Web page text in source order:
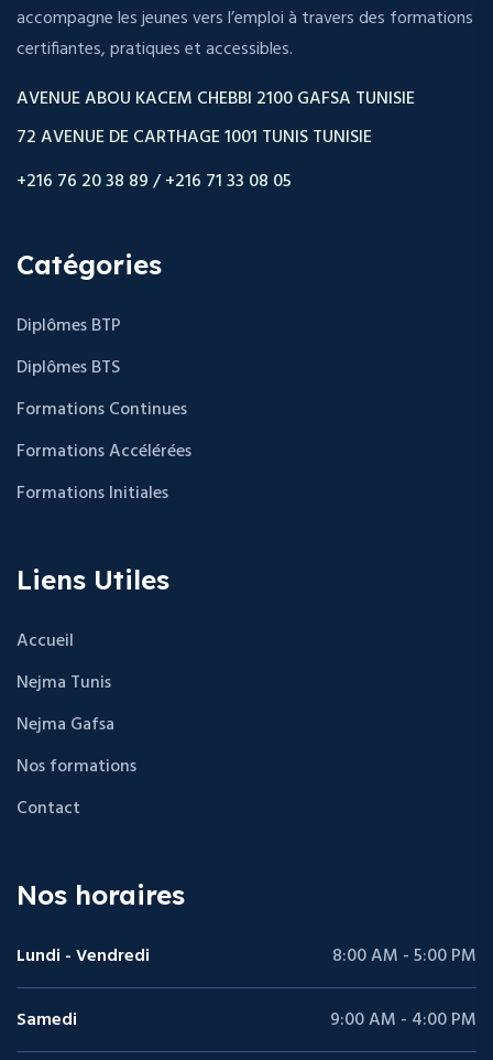
accompagne les jeunes vers l’emploi à travers des formations
certifiantes, pratiques et accessibles.
AVENUE ABOU KACEM CHEBBI 2100 GAFSA TUNISIE
72 AVENUE DE CARTHAGE 1001 TUNIS TUNISIE
+216 76 20 38 89 / +216 71 33 08 05
Catégories
Diplômes BTP
Diplômes BTS
Formations Continues
Formations Accélérées
Formations Initiales
Liens Utiles
Accueil
Nejma Tunis
Nejma Gafsa
Nos formations
Contact
Nos horaires
Lundi - Vendredi 8:00 AM - 5:00 PM
Samedi 9:00 AM - 4:00 PM